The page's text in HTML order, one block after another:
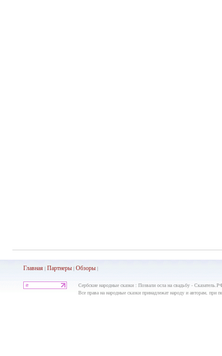
Главная| Партнеры| Обзоры|
Сербские народные сказки : Позвали осла на свадьбу -
Все права на народные сказки принадлежат народу и авторам, при